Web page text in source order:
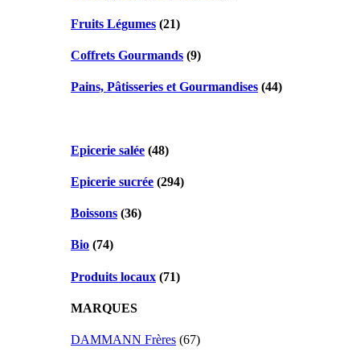
Fruits Légumes (21)
Coffrets Gourmands (9)
Pains, Pâtisseries et Gourmandises (44)
Epicerie salée (48)
Epicerie sucrée (294)
Boissons (36)
Bio (74)
Produits locaux (71)
MARQUES
DAMMANN Frères (67)